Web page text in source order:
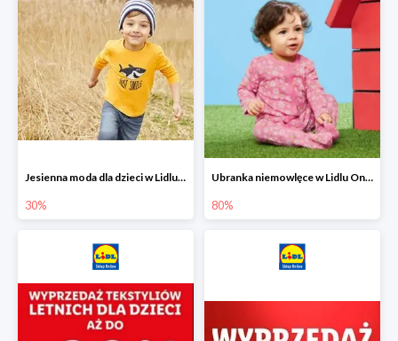
Jesienna moda dla dzieci w Lidlu Online do -30%
30%
Ubranka niemowlęce w Lidlu Online do -80%
80%